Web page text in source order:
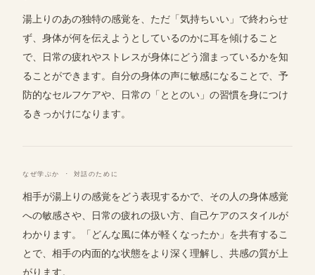
湯上りのあの独特の感覚を、ただ「気持ちいい」で終わらせ
ず、身体が何を伝えようとしているのかに耳を傾けること
で、日常の疲れやストレスが身体にどう溜まっているかを知
ることができます。自分の身体の声に敏感になることで、予
防的なセルフケアや、日常の「ととのい」の習慣を身につけ
るきっかけになります。
なぜ学ぶか · 対話のために
相手が湯上りの感覚をどう表現するかで、その人の身体感覚
への敏感さや、日常の疲れの扱い方、自己ケアのスタイルが
わかります。「どんな風に体が軽くなったか」を共有するこ
とで、相手の内面的な状態をより深く理解し、共感の質が上
がります。